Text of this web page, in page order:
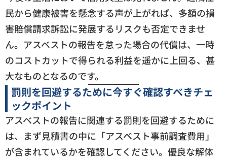
民から健康被害を懸念する声が上がれば、多額の損
害賠償請求訴訟に発展するリスクも否定できませ
ん。アスベストの報告を怠った場合の代償は、一時
のコストカットで得られる利益を遥かに上回る、甚
大なものとなるのです。
罰則を回避するために今すぐ確認すべきチェ
ックポイント
アスベストの報告に関連する罰則を回避するために
は、まず見積書の中に「アスベスト事前調査費用」
が含まれているかを確認してください。優良な解体